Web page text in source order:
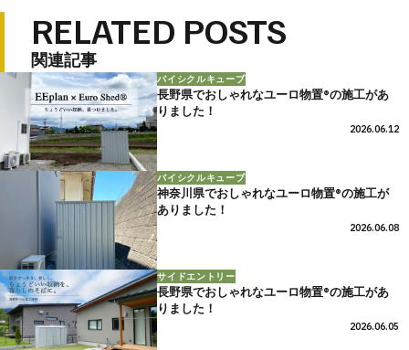
RELATED POSTS
関連記事
バイシクルキューブ
長野県でおしゃれなユーロ物置®の施工があ
りました！
2026.06.12
バイシクルキューブ
神奈川県でおしゃれなユーロ物置®の施工が
ありました！
2026.06.08
サイドエントリー
長野県でおしゃれなユーロ物置®の施工があ
りました！
2026.06.05